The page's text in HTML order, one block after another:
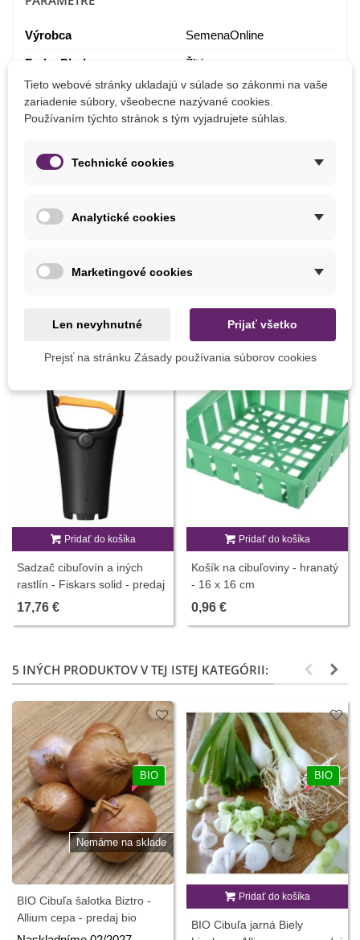
Výrobca SemenaOnline
Farba Plodu Žltá
BIO Kvalita Áno
Odroda Nehybridné
Odroda Podľa Obdobia
MOHLI BYSTE EŠTE POTREBOVAŤ
Pridať do košíka
Sadzač cibuľovín a iných
rastlín - Fiskars solid - predaj
pestovateľských pomôcok -
17,76 €
Pridať do košíka
Košík na cibuľoviny - hranatý
- 16 x 16 cm
0,96 €
5 INÝCH PRODUKTOV V TEJ ISTEJ KATEGÓRII:
BIO
Nemáme na sklade
BIO Cibuľa šalotka Biztro -
Allium cepa - predaj bio
cibule - 150 g
BIO
Pridať do košíka
BIO Cibuľa jarná Biely
Tieto webové stránky ukladajú v súlade so zákonmi na vaše
zariadenie súbory, všeobecne nazývané cookies.
Používaním týchto stránok s tým vyjadrujete súhlas.
Technické cookies
Analytické cookies
Marketingové cookies
Len nevyhnutné Prijať všetko
Prejsť na stránku Zásady používania súborov cookies